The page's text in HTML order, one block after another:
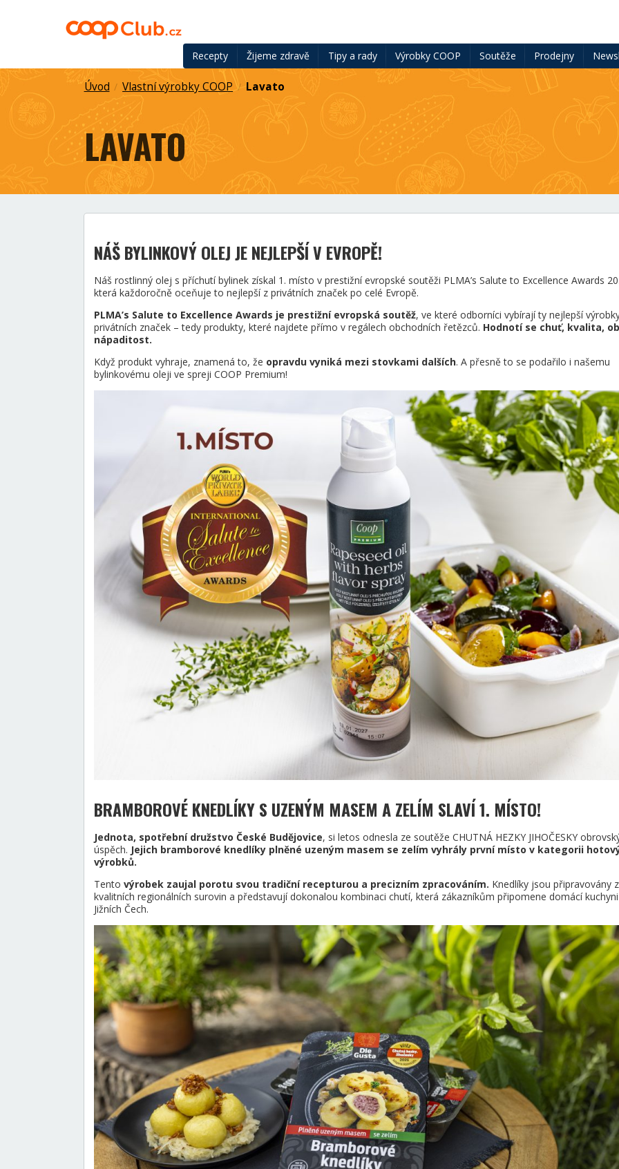
Recepty Žijeme zdravě Tipy a rady Výrobky COOP Soutěže Prodejny
Úvod / Vlastní výrobky COOP / Lavato
LAVATO
NÁŠ BYLINKOVÝ OLEJ JE NEJLEPŠÍ V EVROPĚ!
Náš rostlinný olej s příchutí bylinek získal 1. místo v prestižní evropské soutěži PLMA’s Salute to Excellence Awards
která každoročně oceňuje to nejlepší z privátních značek po celé Evropě.
PLMA’s Salute to Excellence Awards je prestižní evropská soutěž, ve které odborníci vybírají ty nejlepší
privátních značek – tedy produkty, které najdete přímo v regálech obchodních řetězců. Hodnotí se chuť, kvalita,
nápaditost.
Když produkt vyhraje, znamená to, že opravdu vyniká mezi stovkami dalších. A přesně to se podařilo i našemu
bylinkovému oleji ve spreji COOP Premium!
BRAMBOROVÉ KNEDLÍKY S UZENÝM MASEM A ZELÍM SLAVÍ 1. MÍSTO!
Jednota, spotřební družstvo České Budějovice, si letos odnesla ze soutěže CHUTNÁ HEZKY JIHOČESKY
úspěch. Jejich bramborové knedlíky plněné uzeným masem se zelím vyhrály první místo v kategorii
výrobků.
Tento výrobek zaujal porotu svou tradiční recepturou a precizním zpracováním. Knedlíky jsou připravovány z
kvalitních regionálních surovin a představují dokonalou kombinaci chutí, která zákazníkům připomene domácí kuchyni
Jižních Čech.